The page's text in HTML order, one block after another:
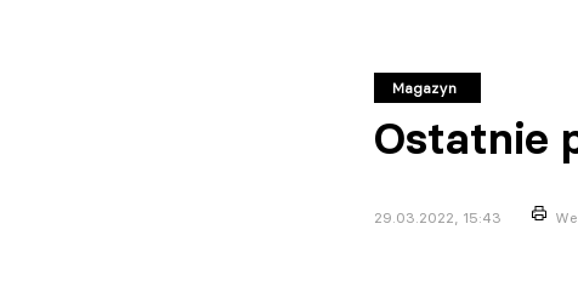
Magazyn
Ostatnie
29.03.2022, 15:43